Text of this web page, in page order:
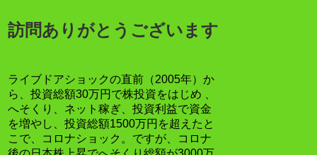
訪問ありがとうございます
ライブドアショックの直前（2005年）か
ら、投資総額30万円で株投資をはじめ 、
へそくり、ネット稼ぎ、投資利益で資金
を増やし、投資総額1500万円を超えたと
こで、コロナショック。ですが、コロナ